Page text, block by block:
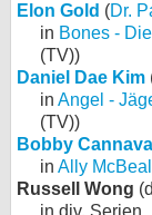
Elon Gold (Dr.
in Bones -
(TV))
Daniel Dae Kim
in Angel -
(TV))
Bobby
in Ally McBeal
Russell Wong